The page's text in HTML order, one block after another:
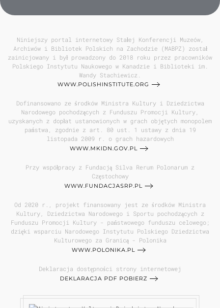
Niniejszy portal internetowy Stałej Konferencji Muzeów,
Archiwów i Bibliotek Polskich na Zachodzie (MABPZ) został
zainicjowany i był prowadzony do 2018 roku przez pracowników
Polskiego Instytutu Naukowego w Kanadzie i Biblioteki im.
Wandy Stachiewicz.
WWW.POLISHINSTITUTE.ORG
Dofinansowano ze środków Ministra Kultury i Dziedzictwa
Narodowego pochodzących z Funduszu Promocji Kultury,
uzyskanych z dopłat ustanowionych w grach objętych monopolem
państwa, zgodnie z art. 80 ust. 1 ustawy z dnia 19
listopada 2009 r. o grach hazardowych
WWW.MKIDN.GOV.PL
Przy współpracy z Fundacją Silva Rerum Polonarum z
Częstochowy
WWW.FUNDACJASRP.PL
Od 2020 r., projekt finansowany jest ze środków Ministra
Kultury, Dziedzictwa Narodowego i Sportu pochodzących z
Funduszu Promocji Kultury - państwowego funduszu celowego;
dzięki wsparciu Narodowego Instytutu Polskiego Dziedzictwa
Kulturowego za Granicą - Polonika
WWW.POLONIKA.PL
Deklaracja dostępności strony internetowej
DEKLARACJA PDF POBIERZ